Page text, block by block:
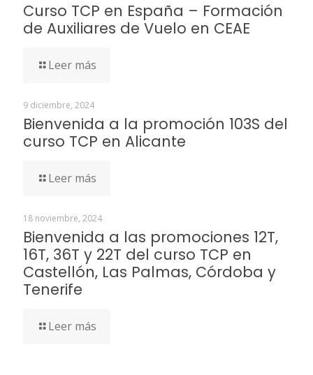
Curso TCP en España – Formación
de Auxiliares de Vuelo en CEAE
Leer más
9 diciembre, 2024
Bienvenida a la promoción 103S del
curso TCP en Alicante
Leer más
18 noviembre, 2024
Bienvenida a las promociones 12T,
16T, 36T y 22T del curso TCP en
Castellón, Las Palmas, Córdoba y
Tenerife
Leer más